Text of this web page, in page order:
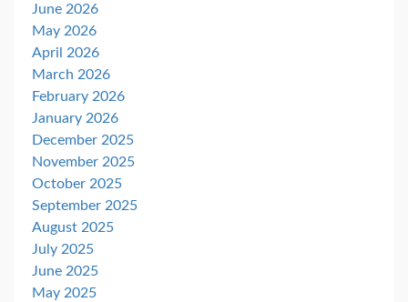
June 2026
May 2026
April 2026
March 2026
February 2026
January 2026
December 2025
November 2025
October 2025
September 2025
August 2025
July 2025
June 2025
May 2025